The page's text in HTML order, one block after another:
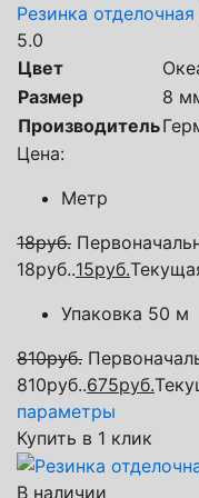
Резинка
5.0
Цвет
Размер
8
Производитель
Цена:
Метр
18руб.
18руб..15руб.
Упаковка 50 м
810руб.
810руб..675руб.
параметры
Купить в 1 клик
В наличии